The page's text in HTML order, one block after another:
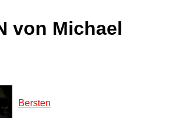
von Michael
Bersten